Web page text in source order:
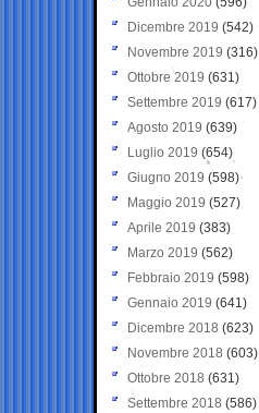
Dicembre 2019 (542)
Novembre 2019 (316)
Ottobre 2019 (631)
Settembre 2019 (617)
Agosto 2019 (639)
Luglio 2019 (654)
Giugno 2019 (598)
Maggio 2019 (527)
Aprile 2019 (383)
Marzo 2019 (562)
Febbraio 2019 (598)
Gennaio 2019 (641)
Dicembre 2018 (623)
Novembre 2018 (603)
Ottobre 2018 (631)
Settembre 2018 (586)